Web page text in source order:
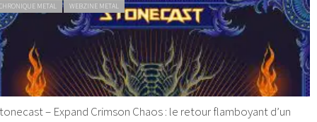
METAL WEBZINE METAL
– Expand Crimson Chaos : le retour flamboyant d’un